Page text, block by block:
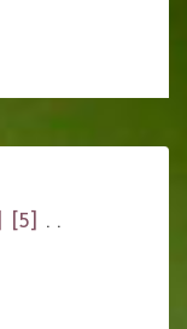
[5]
. .